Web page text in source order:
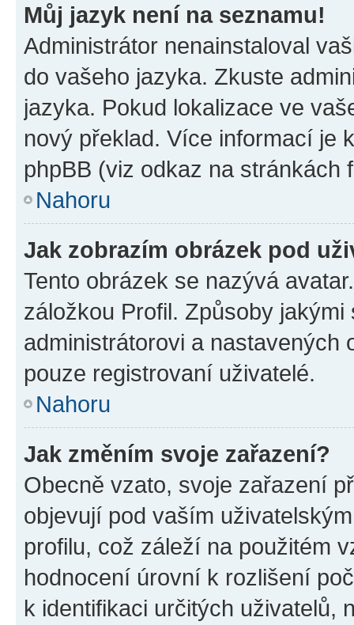
Můj jazyk není na seznamu!
Administrátor nenainstaloval
do vašeho jazyka. Zkuste
jazyka. Pokud lokalizace ve
nový překlad. Více informací je
phpBB (viz odkaz na stránkách
Nahoru
Jak zobrazím obrázek pod
Tento obrázek se nazývá
záložkou Profil. Způsoby
administrátorovi a nastavených
pouze registrovaní uživatelé.
Nahoru
Jak změním svoje zařazení?
Obecně vzato, svoje zařazení
objevují pod vaším
profilu, což záleží na použitém
hodnocení úrovní k rozlišení
k identifikaci určitých uživatelů,